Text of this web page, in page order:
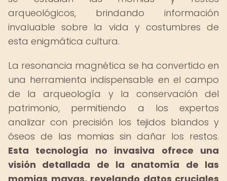
arqueológicos, brindando información
invaluable sobre la vida y costumbres de
esta enigmática cultura.
La resonancia magnética se ha convertido en
una herramienta indispensable en el campo
de la arqueología y la conservación del
patrimonio, permitiendo a los expertos
analizar con precisión los tejidos blandos y
óseos de las momias sin dañar los restos.
Esta tecnología no invasiva ofrece una
visión detallada de la anatomía de las